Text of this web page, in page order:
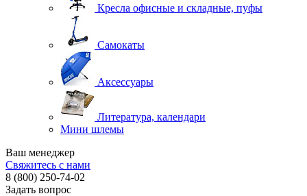
Кресла офисные и складные, пуфы
Самокаты
Аксессуары
Литература, календари
Мини шлемы
Ваш менеджер
Свяжитесь с нами
8 (800) 250-74-02
Задать вопрос